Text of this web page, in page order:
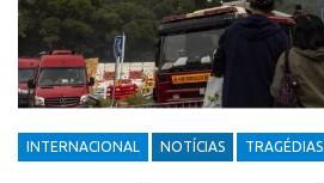
INTERNACIONAL NOTÍCIAS TRAGÉDIAS